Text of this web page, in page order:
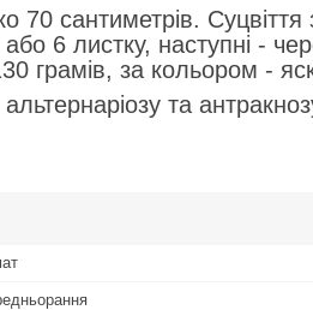
70 сантиметрів.
6 листку, наступні -
грамів, за кольором -
та